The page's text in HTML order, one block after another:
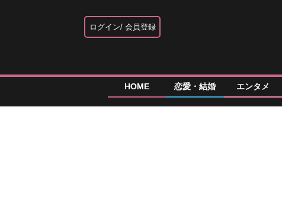
ログイン 会員登録
HOME 恋愛・結婚 エンタメ